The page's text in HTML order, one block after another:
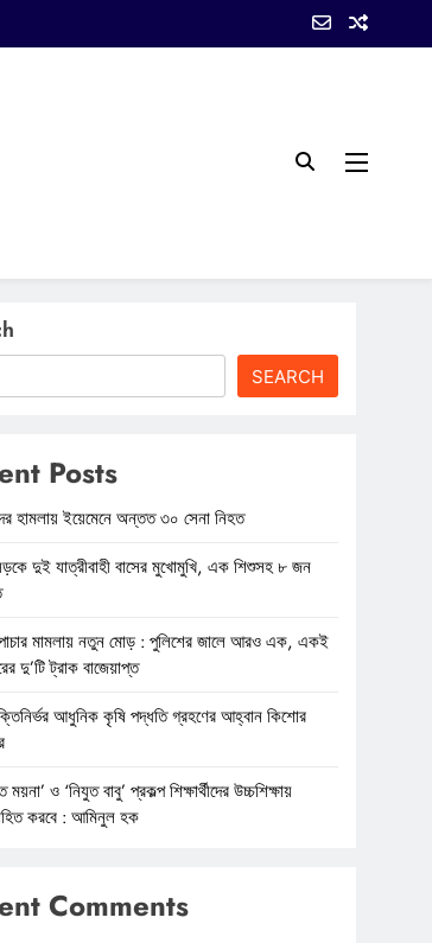
SEARCH
Posts
হামলায় ইয়েমেনে অন্তত ৩০ সেনা নিহত
দুই যাত্রীবাহী বাসের মুখোমুখি, এক শিশুসহ ৮ জন
মামলায় নতুন মোড় : পুলিশের জালে আরও এক, একই
দু’টি ট্রাক বাজেয়াপ্ত
আধুনিক কৃষি পদ্ধতি গ্রহণের আহ্বান কিশোর
ময়না’ ও ‘নিযুত বাবু’ প্রকল্প শিক্ষার্থীদের উচ্চশিক্ষায়
করবে : আমিনুল হক
Comments